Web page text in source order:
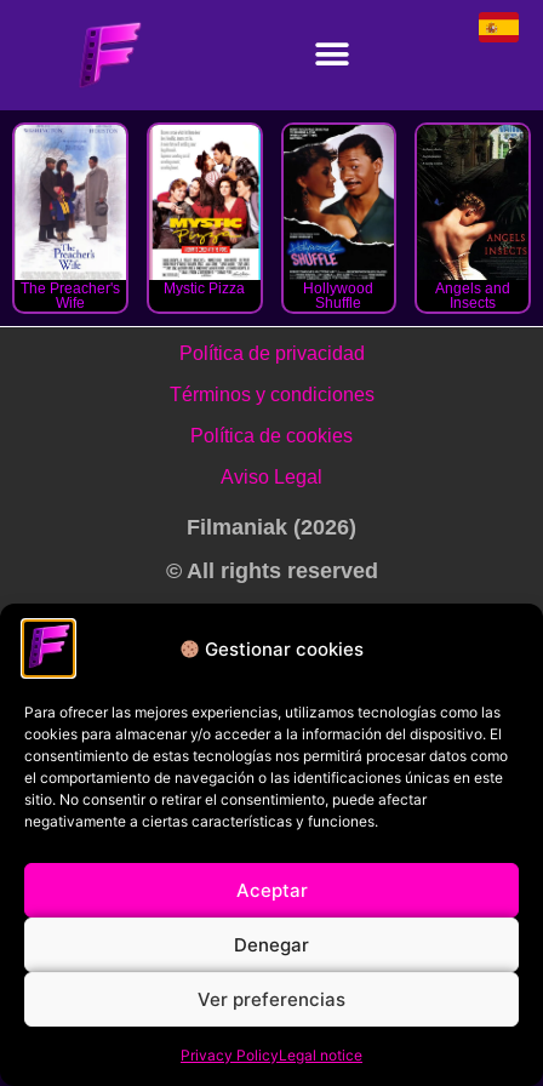
Gestionar cookies
Para ofrecer las mejores experiencias, utilizamos tecnologías como las
cookies para almacenar y/o acceder a la información del dispositivo. El
consentimiento de estas tecnologías nos permitirá procesar datos como
el comportamiento de navegación o las identificaciones únicas en este
sitio. No consentir o retirar el consentimiento, puede afectar
negativamente a ciertas características y funciones.
Aceptar
Denegar
Ver preferencias
Privacy PolicyLegal notice
The Preacher's
Wife
Mystic Pizza
Hollywood
Shuffle
Angels and
Insects
Política de privacidad
Términos y condiciones
Política de cookies
Aviso Legal
Filmaniak (2026)
© All rights reserved